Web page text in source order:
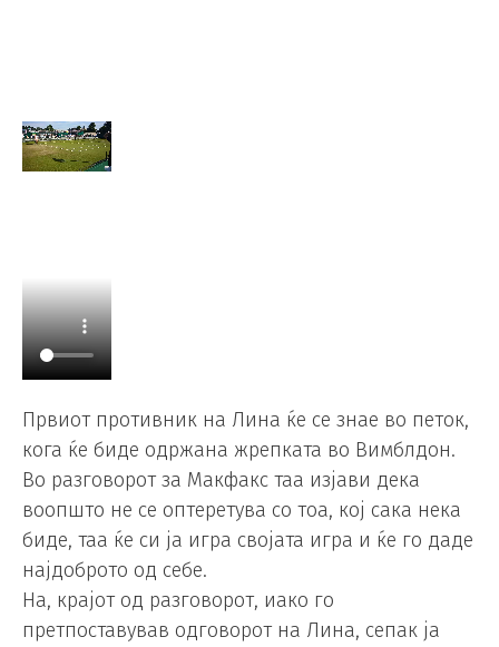
Првиот противник на Лина ќе се знае во петок,
кога ќе биде одржана жрепката во Вимблдон.
Во разговорот за Макфакс таа изјави дека
воопшто не се оптеретува со тоа, кој сака нека
биде, таа ќе си ја игра својата игра и ќе го даде
најдоброто од себе.
На, крајот од разговорот, иако го
претпоставував одговорот на Лина, сепак ја